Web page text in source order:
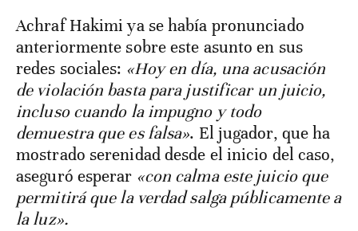
Achraf Hakimi ya se había pronunciado
anteriormente sobre este asunto en sus
redes sociales: «Hoy en día, una acusación
de violación basta para justificar un juicio,
incluso cuando la impugno y todo
demuestra que es falsa». El jugador, que ha
mostrado serenidad desde el inicio del caso,
aseguró esperar «con calma este juicio que
permitirá que la verdad salga públicamente a
la luz».